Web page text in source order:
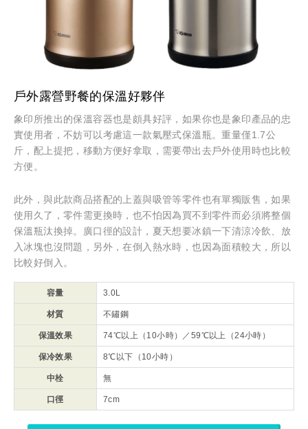
戶外露營野餐的保溫好夥伴
象印所推出的保溫容器也是頗具好評，如果你也是象印產品的忠
實使用者，不妨可以考慮這一款氣壓式保溫瓶。重量僅1.7公
斤，配上提把，移動方便好拿取，需要帶出去戶外使用時也比較
方便。
此外，與此款商品搭配的上蓋與吸管等零件也有單獨販售，如果
使用久了，零件需更換時，也不怕因為買不到零件而必須將整個
保溫瓶汰換掉。廣口徑的設計，夏天想要冰鎮一下清涼冷飲、放
入冰塊也沒問題，另外，在倒入熱水時，也因為面積較大，所以
比較好倒入。
容量 3.0L
材質 不鏽鋼
保溫效果 74℃以上（10小時）／59℃以上（24小時）
保冷效果 8℃以下（10小時）
中栓 無
口徑 7cm